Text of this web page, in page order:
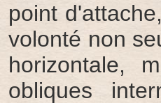
point
volonté non
horizontale,
obliques